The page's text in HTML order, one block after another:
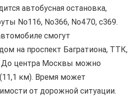
автобусная остановка,
No116, No366, No470, с369.
смогут
на проспект Багратиона, ТТК,
До центра Москвы можно
км). Время может
от дорожной ситуации.